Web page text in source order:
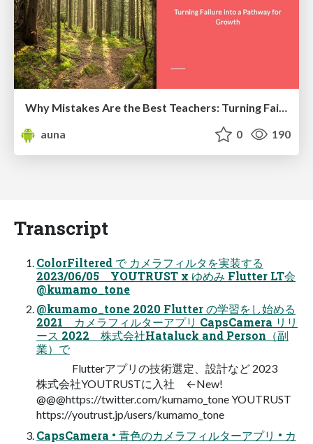
auna
0 190
Transcript
ColorFiltered で カメラフィルタを実装する
2023/06/05 YOUTRUST x ゆめみ Flutter LT会
@kumamo_tone
@kumamo_tone 2020 Flutter の学習をし始める
2021 カメラフィルターアプリ CapsCamera リリ
ース 2022 株式会社Hataluck and Person（副
業）で
Flutterアプリの技術選定、設計など 2023
株式会社YOUTRUSTに入社 ←New!
@@@https://twitter.com/kumamo_tone YOUTRUST
https://youtrust.jp/users/kumamo_tone
CapsCamera • 青色のカメラフィルターアプリ • カ